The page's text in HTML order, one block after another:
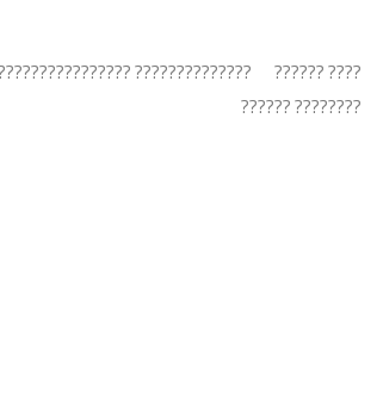
???? ??????
??????????????????????
???????? ??????